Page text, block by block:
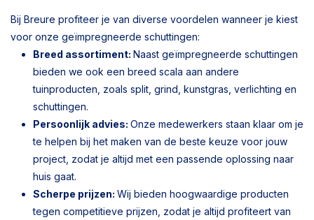
Bij Breure profiteer je van diverse voordelen wanneer je kiest
voor onze geïmpregneerde schuttingen:
Breed assortiment: Naast geïmpregneerde schuttingen
bieden we ook een breed scala aan andere
tuinproducten, zoals split, grind, kunstgras, verlichting en
schuttingen.
Persoonlijk advies: Onze medewerkers staan klaar om je
te helpen bij het maken van de beste keuze voor jouw
project, zodat je altijd met een passende oplossing naar
huis gaat.
Scherpe prijzen: Wij bieden hoogwaardige producten
tegen competitieve prijzen, zodat je altijd profiteert van